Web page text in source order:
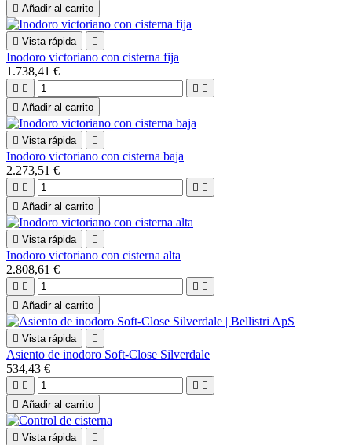
 Añadir al carrito
 Vista rápida 
Inodoro victoriano con cisterna fija
1.738,41 €
   
 Añadir al carrito
 Vista rápida 
Inodoro victoriano con cisterna baja
2.273,51 €
   
 Añadir al carrito
 Vista rápida 
Inodoro victoriano con cisterna alta
2.808,61 €
   
 Añadir al carrito
 Vista rápida 
Asiento de inodoro Soft-Close Silverdale
534,43 €
   
 Añadir al carrito
 Vista rápida 